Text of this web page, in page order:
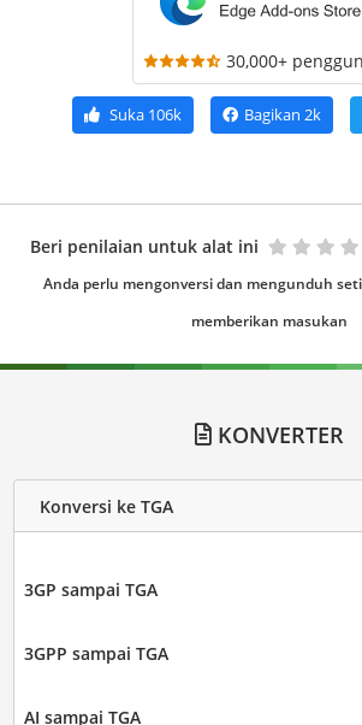
30,000+
Suka106k Bagikan 2k
Beri penilaian untuk alat ini
Anda perlu mengonversi dan mengunduh
memberikan masukan
KONVERTER
Konversi ke TGA
3GP sampai TGA
3GPP sampai TGA
AI sampai TGA